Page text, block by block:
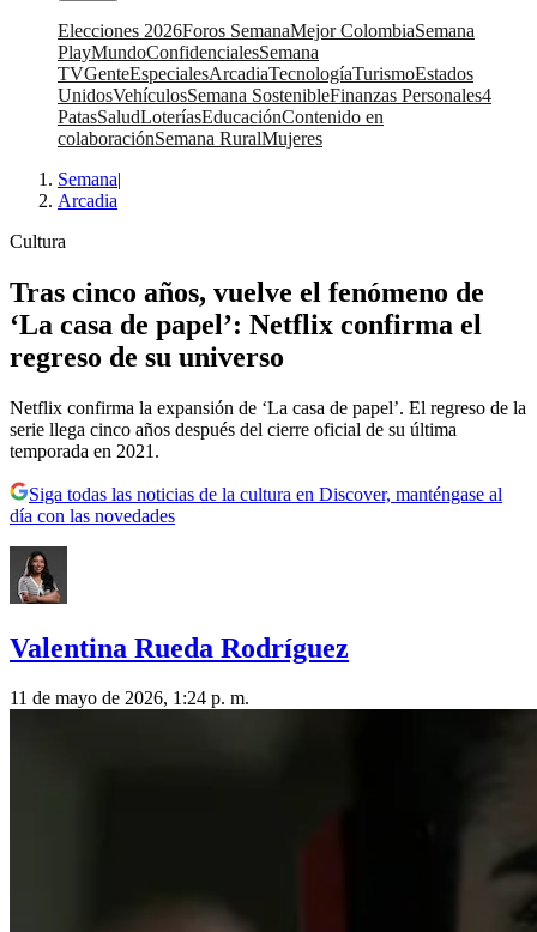
Elecciones 2026Foros SemanaMejor ColombiaSemana
PlayMundoConfidencialesSemana
TVGenteEspecialesArcadiaTecnologíaTurismoEstados
UnidosVehículosSemana SostenibleFinanzas Personales4
PatasSaludLoteríasEducaciónContenido en
colaboraciónSemana RuralMujeres
Semana|
Arcadia
Cultura
Tras cinco años, vuelve el fenómeno de
‘La casa de papel’: Netflix confirma el
regreso de su universo
Netflix confirma la expansión de ‘La casa de papel’. El regreso de la
serie llega cinco años después del cierre oficial de su última
temporada en 2021.
Siga todas las noticias de la cultura en Discover, manténgase al
día con las novedades
Valentina Rueda Rodríguez
11 de mayo de 2026, 1:24 p. m.